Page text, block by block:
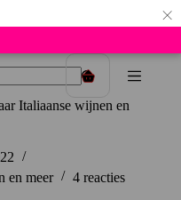
×
Winkelwagen
Italiaanse wijnen en
en meer 4 reacties